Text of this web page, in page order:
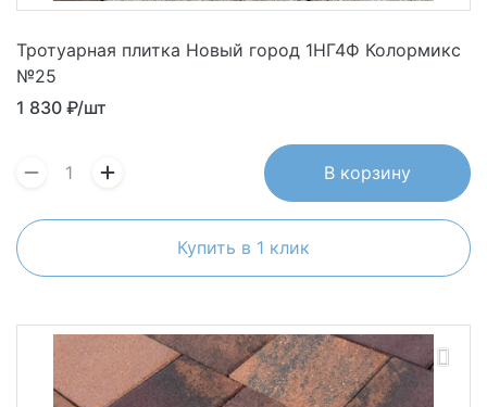
Тротуарная плитка Новый город 1НГ4Ф Колормикс
№25
1 830 ₽/шт
В корзину
Купить в 1 клик